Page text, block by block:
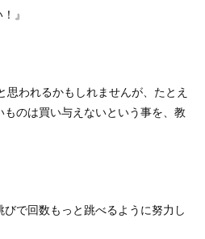
』
われるかもしれませんが、たとえ
のは買い与えないという事を、教
で回数もっと跳べるように努力し